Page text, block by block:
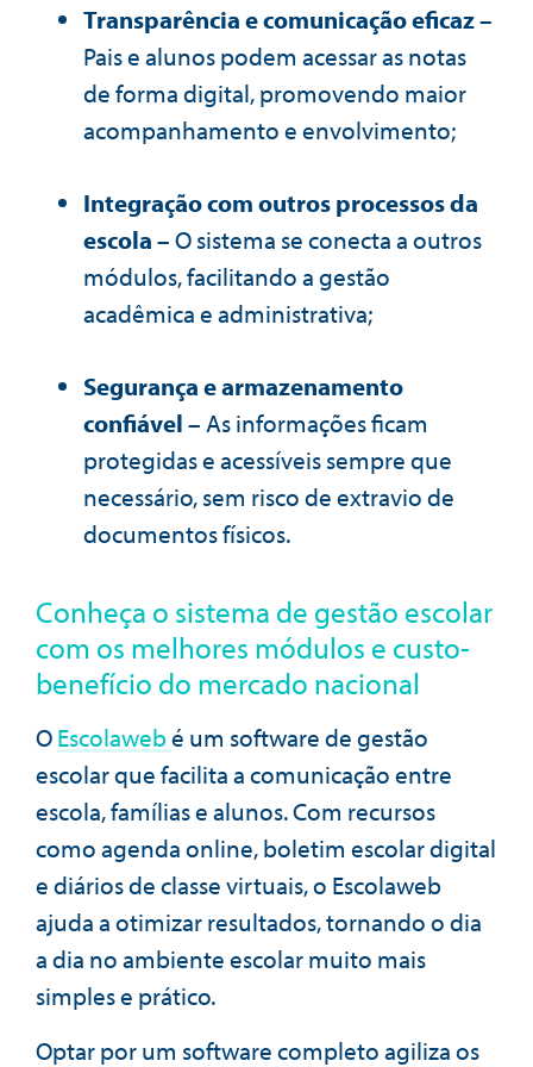
Transparência e comunicação eficaz–
Pais e alunos podem acessar as notas
de forma digital, promovendo maior
acompanhamento e envolvimento;
Integração com outros processos da
escola– O sistema se conecta a outros
módulos, facilitando a gestão
acadêmica e administrativa;
Segurança e armazenamento
confiável– As informações ficam
protegidas e acessíveis sempre que
necessário, sem risco de extravio de
documentos físicos.
Conheça o sistema de gestão escolar
com os melhores módulos e custo-
benefício do mercado nacional
OEscolawebé um software de gestão
escolar que facilita a comunicação entre
escola, famílias e alunos. Com recursos
como agenda online, boletim escolar digital
e diários de classe virtuais, o Escolaweb
ajuda a otimizar resultados, tornando o dia
a dia no ambiente escolar muito mais
simples e prático.
Optar por um software completo agiliza os